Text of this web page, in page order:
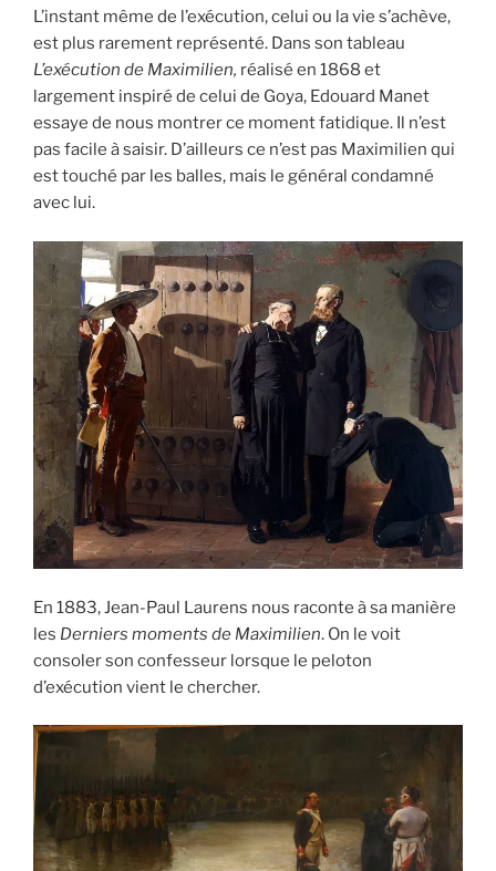
L’instant même de l’exécution, celui ou la vie s’achève,
est plus rarement représenté. Dans son tableau
L’exécution de Maximilien, réalisé en 1868 et
largement inspiré de celui de Goya, Edouard Manet
essaye de nous montrer ce moment fatidique. Il n’est
pas facile à saisir. D’ailleurs ce n’est pas Maximilien qui
est touché par les balles, mais le général condamné
avec lui.
En 1883, Jean-Paul Laurens nous raconte à sa manière
les Derniers moments de Maximilien. On le voit
consoler son confesseur lorsque le peloton
d’exécution vient le chercher.